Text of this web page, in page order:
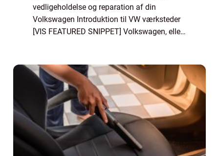
vedligeholdelse og reparation af din
Volkswagen Introduktion til VW værksteder
[VIS FEATURED SNIPPET] Volkswagen, eller
kvalit...